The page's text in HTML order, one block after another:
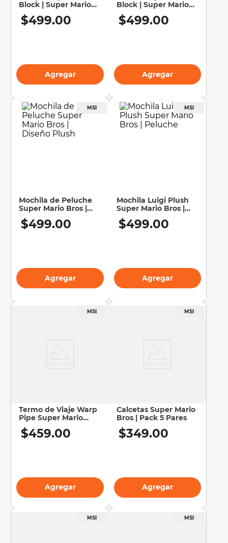
Block | Super Mario
Bros | Icon Light
$499.00
Agregar
Block | Super Mario
Bros | Decorativa
$499.00
Agregar
Mochila de Peluche
Super Mario Bros |
Diseño Plush
$499.00
Agregar
Mochila Luigi Plush
Super Mario Bros |
Peluche
$499.00
Agregar
Termo de Viaje Warp
Pipe Super Mario
Bros | Térmico
$459.00
Agregar
Calcetas Super Mario
Bros | Pack 5 Pares
$349.00
Agregar
sillas